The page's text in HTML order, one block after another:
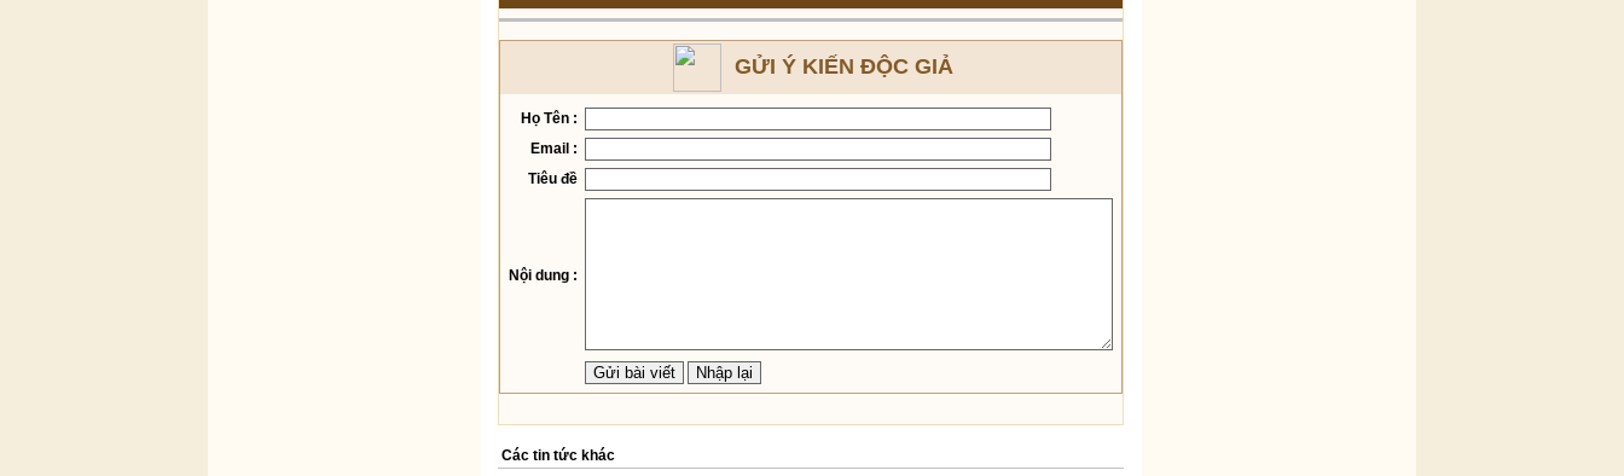
GỬI Ý KIẾN ĐỘC GIẢ
Họ Tên :
Email :
Tiêu đề
Nội dung :
Các tin tức khác